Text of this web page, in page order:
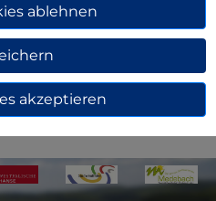
ablehnen
akzeptieren